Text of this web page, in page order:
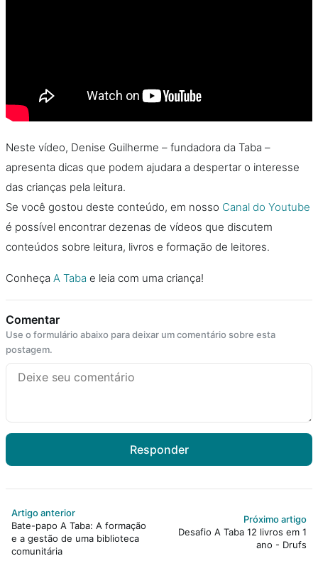
Neste vídeo, Denise Guilherme – fundadora da Taba –
apresenta dicas que podem ajudara a despertar o interesse
das crianças pela leitura.
Se você gostou deste conteúdo, em nosso Canal do Youtube
é possível encontrar dezenas de vídeos que discutem
conteúdos sobre leitura, livros e formação de leitores.
Conheça A Taba e leia com uma criança!
Comentar
Use o formulário abaixo para deixar um comentário sobre esta
postagem.
Responder
Artigo anterior
Bate-papo A Taba: A formação
e a gestão de uma biblioteca
comunitária
Próximo artigo
Desafio A Taba 12 livros em 1
ano - Drufs